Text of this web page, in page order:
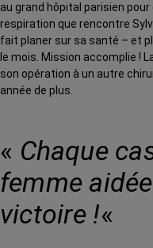
au grand hôpital parisien
respiration que rencontre
fait planer sur sa santé – et
le mois. Mission accomplie !
son opération à un autre
année de plus.
« Chaque
femme
victoire !«